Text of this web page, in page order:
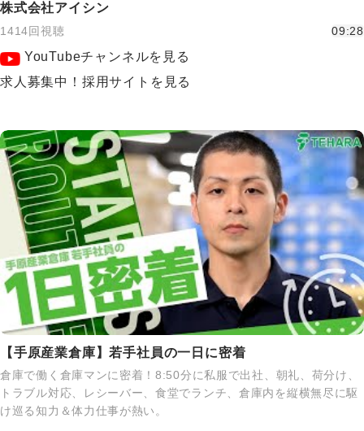
株式会社アイシン
1414回視聴 09:28
YouTubeチャンネルを見る
求人募集中！採用サイトを見る
【手原産業倉庫】若手社員の一日に密着
倉庫で働く倉庫マンに密着！8:50分に私服で出社、朝礼、荷分け、
トラブル対応、レシーバー、食堂でランチ、倉庫内を縦横無尽に駆
け巡る知力＆体力仕事が熱い。